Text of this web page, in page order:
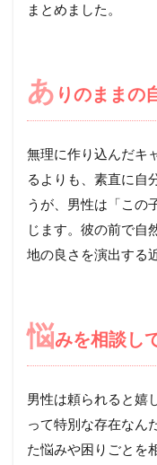
まとめました。
あ りのままの
無理に作り込んだキ
るよりも、素直に自
うが、男性は「この
じます。彼の前で自
地の良さを演出する
悩みを相談し
男性は頼られると嬉
って特別な存在なん
た悩みや困りごとを